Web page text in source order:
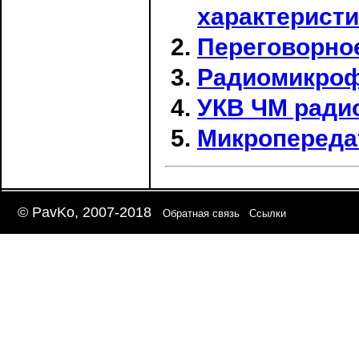
УКВ ЧМ
© PavKo, 2007-2018 Обратная связь Ссылки